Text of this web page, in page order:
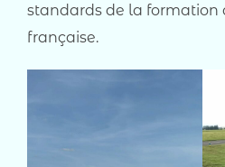
standards de la formation
française.